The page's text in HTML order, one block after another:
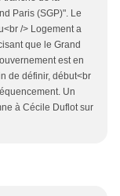
Paris (SGP)". Le
/> Logement a
que le Grand
est en
de définir, début<br
Un
à Cécile Duflot sur